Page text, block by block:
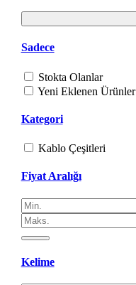
Sadece
Stokta Olanlar
Yeni Eklenen Ürünler
Kategori
Kablo Çeşitleri
Fiyat Aralığı
Kelime